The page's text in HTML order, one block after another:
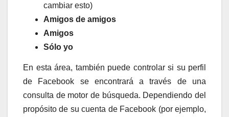
cambiar esto)
Amigos de amigos
Amigos
Sólo yo
En esta área, también puede controlar si su perfil
de Facebook se encontrará a través de una
consulta de motor de búsqueda. Dependiendo del
propósito de su cuenta de Facebook (por ejemplo,